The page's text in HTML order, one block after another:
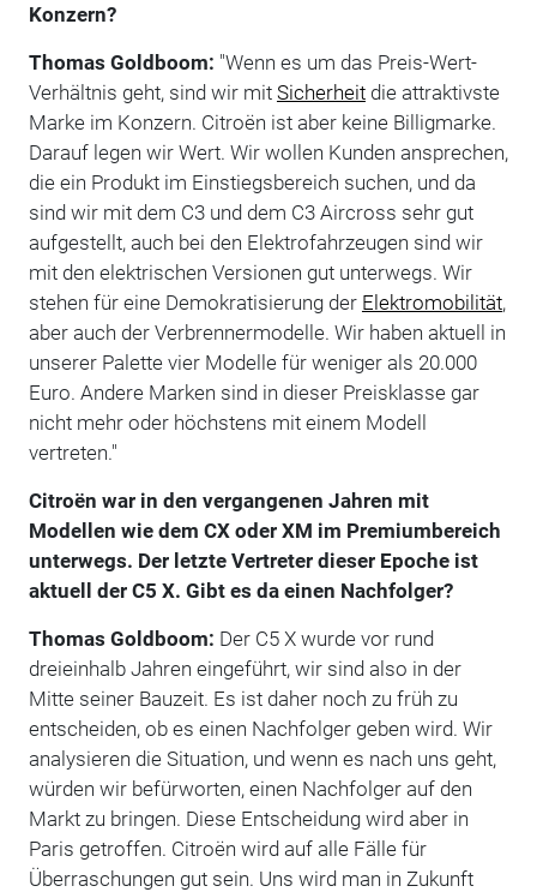
Konzern?
Thomas Goldboom: "Wenn es um das Preis-Wert-
Verhältnis geht, sind wir mit Sicherheitdie attraktivste
Marke im Konzern. Citroën ist aber keine Billigmarke.
Darauf legen wir Wert. Wir wollen Kunden ansprechen,
die ein Produkt im Einstiegsbereich suchen, und da
sind wir mit dem C3 und dem C3 Aircross sehr gut
aufgestellt, auch bei den Elektrofahrzeugen sind wir
mit den elektrischen Versionen gut unterwegs. Wir
stehen für eine Demokratisierung der Elektromobilität,
aber auch der Verbrennermodelle. Wir haben aktuell in
unserer Palette vier Modelle für weniger als 20.000
Euro. Andere Marken sind in dieser Preisklasse gar
nicht mehr oder höchstens mit einem Modell
vertreten."
Citroën war in den vergangenen Jahren mit
Modellen wie dem CX oder XM im Premiumbereich
unterwegs. Der letzte Vertreter dieser Epoche ist
aktuell der C5 X. Gibt es da einen Nachfolger?
Thomas Goldboom: Der C5 X wurde vor rund
dreieinhalb Jahren eingeführt, wir sind also in der
Mitte seiner Bauzeit. Es ist daher noch zu früh zu
entscheiden, ob es einen Nachfolger geben wird. Wir
analysieren die Situation, und wenn es nach uns geht,
würden wir befürworten, einen Nachfolger auf den
Markt zu bringen. Diese Entscheidung wird aber in
Paris getroffen. Citroën wird auf alle Fälle für
Überraschungen gut sein. Uns wird man in Zukunft